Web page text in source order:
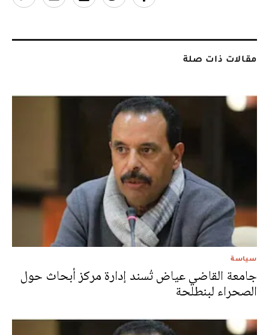
مقالات ذات صلة
سياسة
جامعة القاضي عياض تُسند إدارة مركز أبحاث حول
الصحراء لبنطلحة